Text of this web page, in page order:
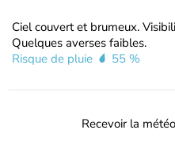
Ciel couvert et brumeux.
Quelques averses faibles.
Risque de pluie
55 %
Recevoir la